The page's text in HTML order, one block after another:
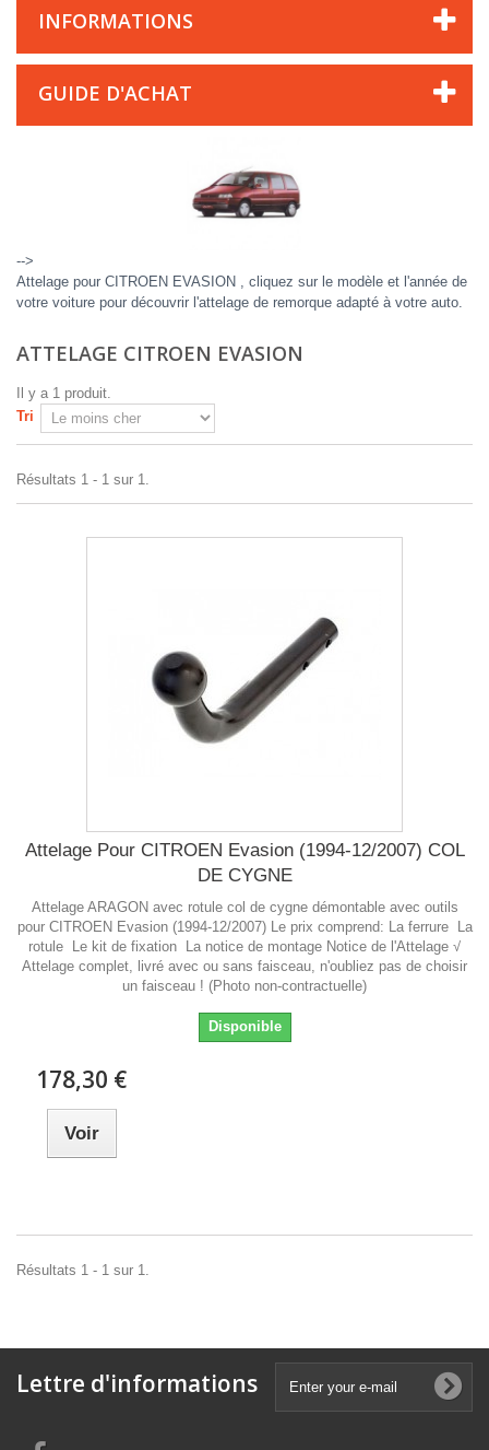
INFORMATIONS
GUIDE D'ACHAT
-->
Attelage pour CITROEN EVASION , cliquez sur le modèle et l'année de
votre voiture pour découvrir l'attelage de remorque adapté à votre auto.
ATTELAGE CITROEN EVASION
Il y a 1 produit.
Tri
Résultats 1 - 1 sur 1.
Attelage Pour CITROEN Evasion (1994-12/2007) COL
DE CYGNE
Attelage ARAGON avec rotule col de cygne démontable avec outils
pour CITROEN Evasion (1994-12/2007) Le prix comprend: La ferrure La
rotule Le kit de fixation La notice de montage Notice de l'Attelage √
Attelage complet, livré avec ou sans faisceau, n'oubliez pas de choisir
un faisceau ! (Photo non-contractuelle)
Disponible
178,30 €
Voir
Résultats 1 - 1 sur 1.
Lettre d'informations